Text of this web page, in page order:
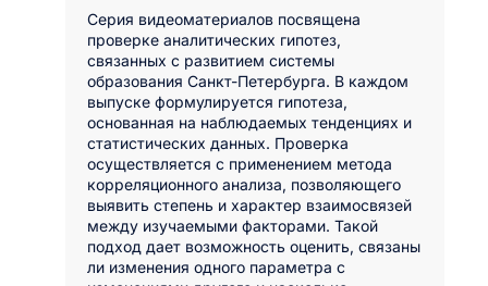
Серия видеоматериалов посвящена
проверке аналитических гипотез,
связанных с развитием системы
образования Санкт-Петербурга. В каждом
выпуске формулируется гипотеза,
основанная на наблюдаемых тенденциях и
статистических данных. Проверка
осуществляется с применением метода
корреляционного анализа, позволяющего
выявить степень и характер взаимосвязей
между изучаемыми факторами. Такой
подход дает возможность оценить, связаны
ли изменения одного параметра с